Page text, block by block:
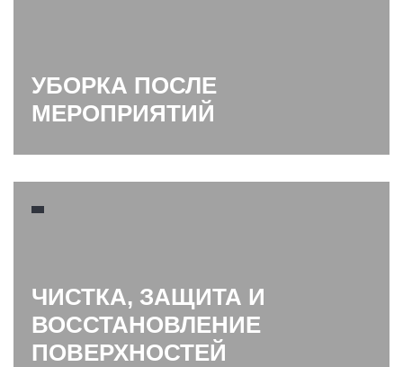
УБОРКА ПОСЛЕ
МЕРОПРИЯТИЙ
ЧИСТКА, ЗАЩИТА И
ВОССТАНОВЛЕНИЕ
ПОВЕРХНОСТЕЙ